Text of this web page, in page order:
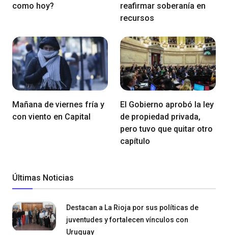
como hoy?
reafirmar soberanía en
recursos
Mañana de viernes fría y
con viento en Capital
El Gobierno aprobó la ley
de propiedad privada,
pero tuvo que quitar otro
capítulo
Últimas Noticias
Destacan a La Rioja por sus políticas de
juventudes y fortalecen vínculos con
Uruguay